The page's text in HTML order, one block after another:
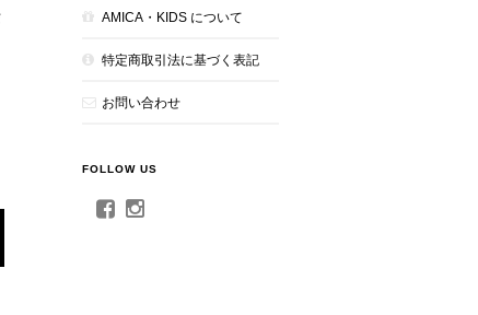
AMICA・KIDS について
特定商取引法に基づく表記
お問い合わせ
FOLLOW US